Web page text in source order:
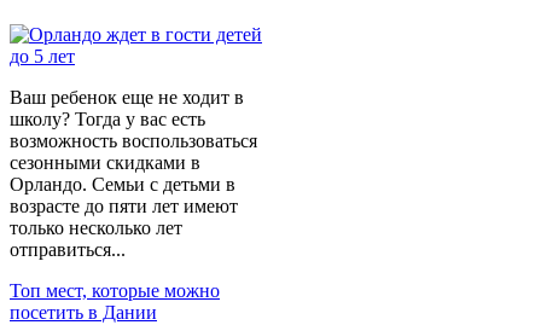
Ваш ребенок еще не ходит в
школу? Тогда у вас есть
возможность воспользоваться
сезонными скидками в
Орландо. Семьи с детьми в
возрасте до пяти лет имеют
только несколько лет
отправиться...
Топ мест, которые можно
посетить в Дании